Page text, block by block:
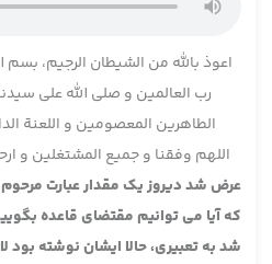
اعوذ بالله من الشیطان الرجیم، بسم
رب العالمین و صلی الله علی
الطاهرین المعصومین و اللعنة
اللهم وفقنا و جمیع المشتغلین و
عرض شد دیروز یک مقدار عبارت مرحوم
که آیا می توانیم مقتضای قاعده
شد به تعبیری، حالا ایشان نوشته بود